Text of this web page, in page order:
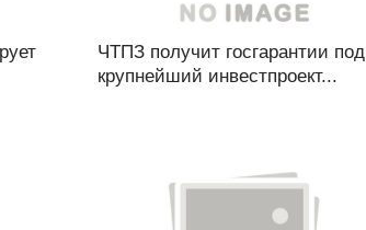
ЧТПЗ получит госгарантии под
крупнейший инвестпроект...